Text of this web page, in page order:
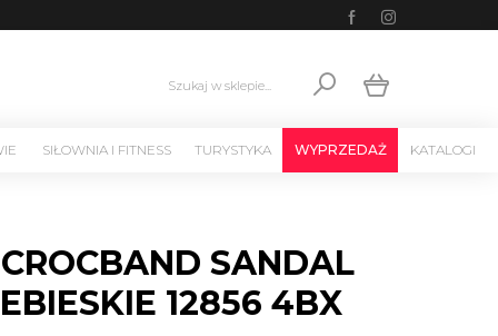
Szukaj w sklepie...
SIŁOWNIA I FITNESS TURYSTYKA WYPRZEDAŻ KATALOGI
SANDAL
12856 4BX